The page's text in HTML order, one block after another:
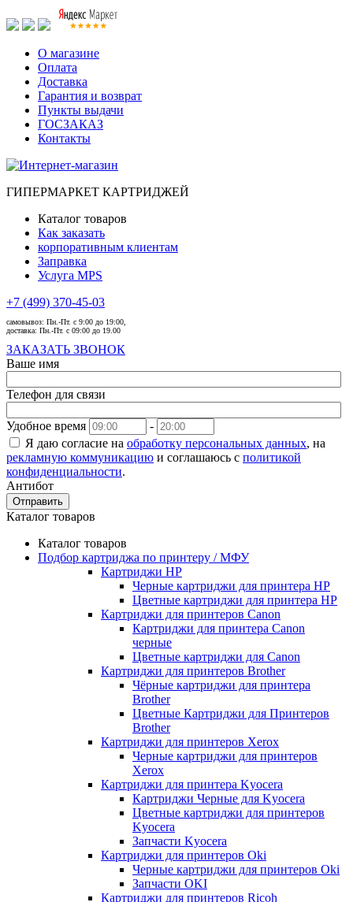
О магазине
Оплата
Доставка
Гарантия и возврат
Пункты выдачи
ГОСЗАКАЗ
Контакты
ГИПЕРМАРКЕТ КАРТРИДЖЕЙ
Каталог товаров
Как заказать
корпоративным клиентам
Заправка
Услуга MPS
+7 (499) 370-45-03
самовывоз: Пн.-Пт. с 9:00 до 19:00,
доставка: Пн.-Пт. с 09:00 до 19.00
ЗАКАЗАТЬ ЗВОНОК
Ваше имя
Телефон для связи
Удобное время
-
Я даю согласие на обработку персональных данных, на
рекламную коммуникацию и соглашаюсь с политикой
конфиденциальности.
Антибот
Отправить
Каталог товаров
Каталог товаров
Подбор картриджа по принтеру / МФУ
Картриджи HP
Черные картриджи для принтера HP
Цветные картриджи для принтера HP
Картриджи для принтеров Сanon
Картриджи для принтера Сanon
черные
Цветные картриджи для Сanon
Картриджи для принтеров Brother
Чёрные картриджи для принтера
Brother
Цветные Картриджи для Принтеров
Brother
Картриджи для принтеров Xerox
Черные картриджи для принтеров
Xerox
Картриджи для принтера Kyocera
Картриджи Черные для Kyocera
Цветные картриджи для принтеров
Kyocera
Запчасти Kyocera
Картриджи для принтеров Oki
Черные картриджи для принтеров Oki
Запчасти OKI
Картриджи для принтеров Ricoh